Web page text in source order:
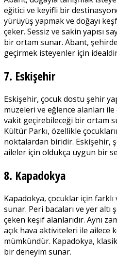
eğitici ve keyifli bir
yürüyüş yapmak ve doğayı
çeker. Sessiz ve sakin yapısı
bir ortam sunar. Abant,
geçirmek isteyenler için
7. Eskişehir
Eskişehir, çocuk dostu şehir
müzeleri ve eğlence alanları ile
vakit geçirebileceği bir ortam
Kültür Parkı, özellikle
noktalardan biridir. Eskişehir,
aileler için oldukça uygun bir
8. Kapadokya
Kapadokya, çocuklar için
sunar. Peri bacaları ve yer altı
çeken keşif alanlarıdır. Aynı
açık hava aktiviteleri ile ailece
mümkündür. Kapadokya, klasik
bir deneyim sunar.